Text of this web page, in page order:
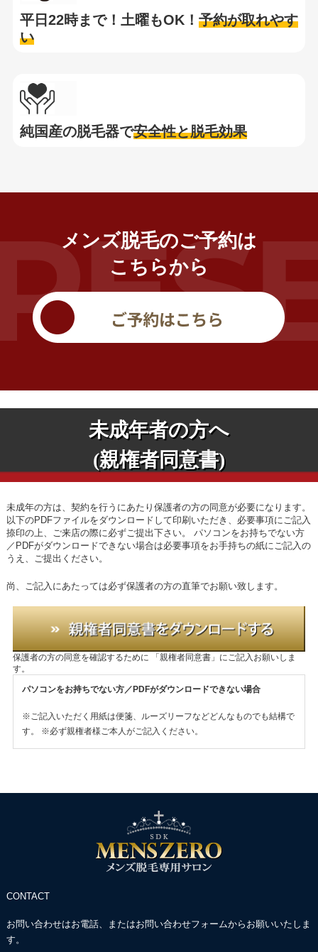
平日22時まで！土曜もOK！ 予約が取れやす
い
純国産の脱毛器で安全性と脱毛効果
メンズ脱毛のご予約は
こちらから
未成年者の方へ
(親権者同意書)
未成年の方は、契約を行うにあたり保護者の方の同意が必要になります。
以下のPDFファイルをダウンロードして印刷いただき、必要事項にご記入
捺印の上、ご来店の際に必ずご提出下さい。
パソコンをお持ちでない方
／PDFがダウンロードできない場合は必要事項をお手持ちの紙にご記入の
うえ、ご提出ください。
尚、ご記入にあたっては必ず保護者の方の直筆でお願い致します。
保護者の方の同意を確認するために 「親権者同意書」にご記入お願いしま
す。
パソコンをお持ちでない方／PDFがダウンロードできない場合
※ご記入いただく用紙は便箋、ルーズリーフなどどんなものでも結構で
す。
※必ず親権者様ご本人がご記入ください。
CONTACT
お問い合わせはお電話、またはお問い合わせフォームからお願いいたしま
す。